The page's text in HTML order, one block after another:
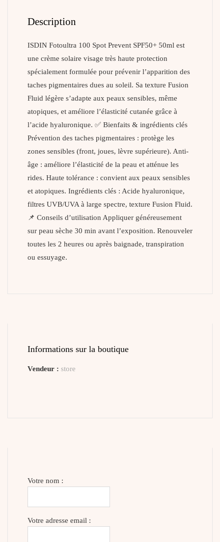
Description
ISDIN Fotoultra 100 Spot Prevent SPF50+ 50ml est
une crème solaire visage très haute protection
spécialement formulée pour prévenir l’apparition des
taches pigmentaires dues au soleil. Sa texture Fusion
Fluid légère s’adapte aux peaux sensibles, même
atopiques, et améliore l’élasticité cutanée grâce à
l’acide hyaluronique. ✅ Bienfaits & ingrédients clés
Prévention des taches pigmentaires : protège les
zones sensibles (front, joues, lèvre supérieure). Anti-
âge : améliore l’élasticité de la peau et atténue les
rides. Haute tolérance : convient aux peaux sensibles
et atopiques. Ingrédients clés : Acide hyaluronique,
filtres UVB/UVA à large spectre, texture Fusion Fluid.
📌 Conseils d’utilisation Appliquer généreusement
sur peau sèche 30 min avant l’exposition. Renouveler
toutes les 2 heures ou après baignade, transpiration
ou essuyage.
Informations sur la boutique
Vendeur : store
Votre nom :
Votre adresse email :